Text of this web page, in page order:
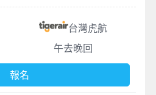
台灣虎航
午去晚回
報名